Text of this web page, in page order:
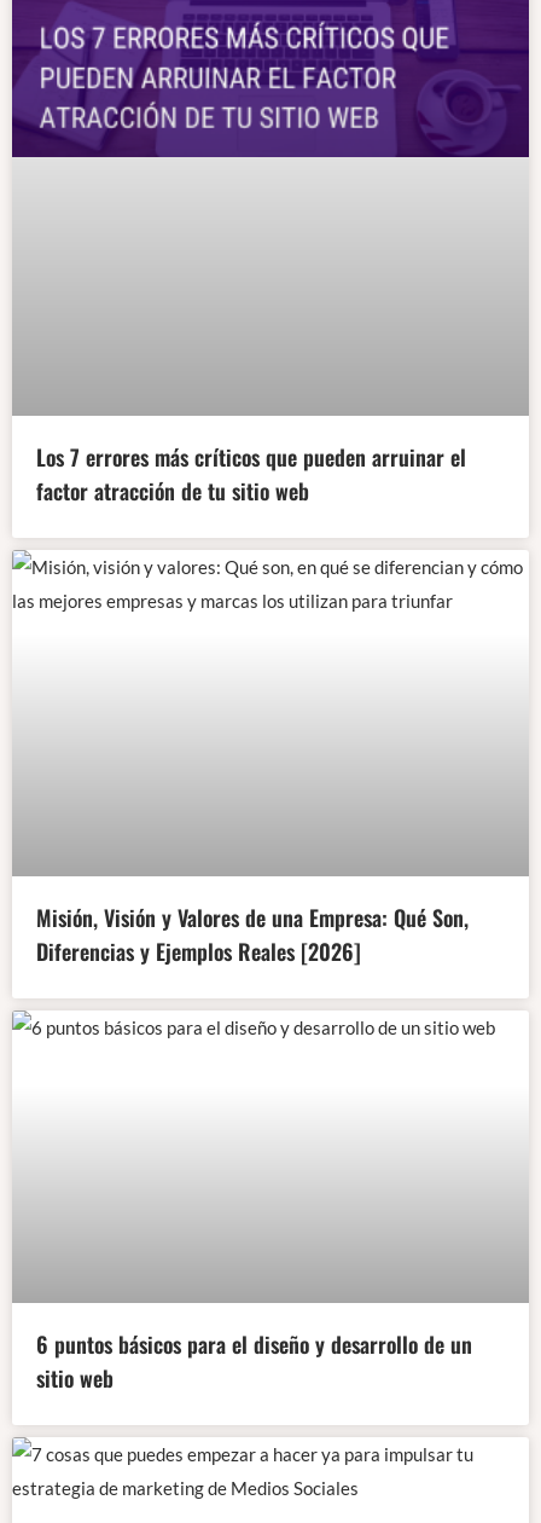
Los 7 errores más críticos que pueden arruinar el
factor atracción de tu sitio web
Misión, Visión y Valores de una Empresa: Qué Son,
Diferencias y Ejemplos Reales [2026]
6 puntos básicos para el diseño y desarrollo de un
sitio web